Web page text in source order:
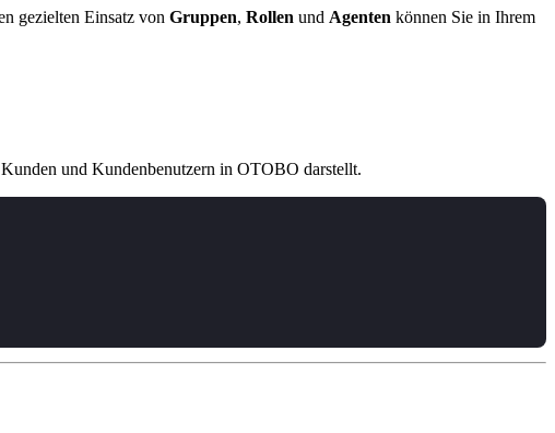
gezielten Einsatz von Gruppen, Rollen und Agenten können Sie in Ihrem
und Kundenbenutzern in OTOBO darstellt.